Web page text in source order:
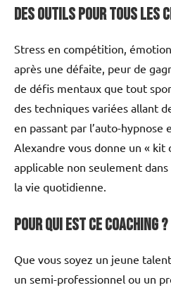
Des outils pour tous les
Stress en compétition,
après une défaite, peur de
de défis mentaux que tout
des techniques variées allant
en passant par l’auto-hypnose
Alexandre vous donne un « kit
applicable non seulement
la vie quotidienne.
Pour qui est ce coaching ?
Que vous soyez un jeune
un semi-professionnel ou un